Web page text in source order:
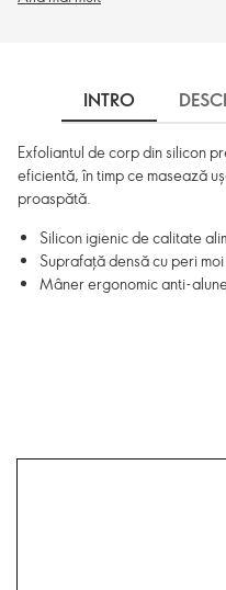
INTRO
Exfoliantul de corp din silicon
eficientă, în timp ce masează
proaspătă.
Silicon igienic de calitate
Suprafață densă cu peri moi
Mâner ergonomic anti-